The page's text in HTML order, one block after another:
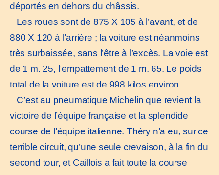
déportés en dehors du châssis.
Les roues sont de 875 X 105 à l’avant, et de
880 X 120 à l’arrière ; la voiture est néanmoins
très surbaissée, sans l’être à l’excès. La voie est
de 1 m. 25, l’empattement de 1 m. 65. Le poids
total de la voiture est de 998 kilos environ.
C’est au pneumatique Michelin que revient la
victoire de l’équipe française et la splendide
course de l’équipe italienne. Théry n’a eu, sur ce
terrible circuit, qu’une seule crevaison, à la fin du
second tour, et Caillois a fait toute la course